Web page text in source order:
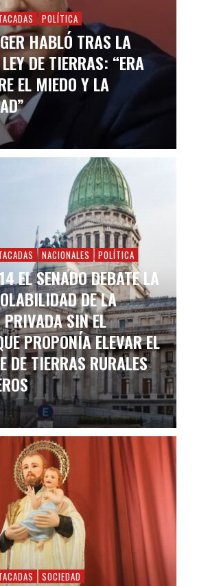
POLÍTICA
HABLÓ TRAS LA
DE TIERRAS: “ERA
EL MIEDO Y LA
NACIONALES POLÍTICA
EL SENADO DEBATE LA
DE LA
SIN EL
PROPONÍA ELEVAR EL
DE TIERRAS RURALES
SOCIEDAD